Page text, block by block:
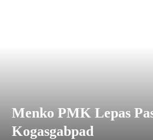
Menko PMK Lepas
Kogasgabpad